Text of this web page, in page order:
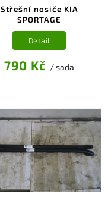
Střešní nosiče KIA
SPORTAGE
790 Kč / sada
Detail